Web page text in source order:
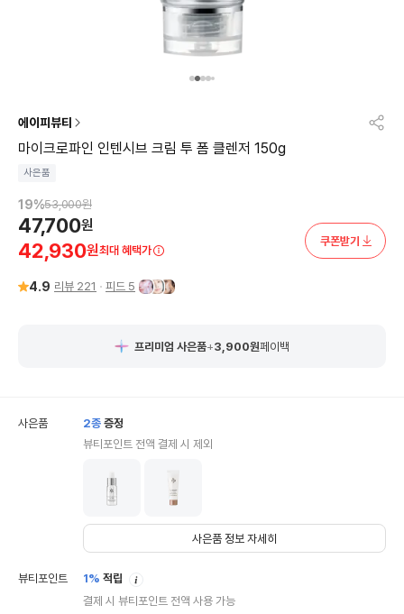
에이피뷰티
마이크로파인 인텐시브 크림 투 폼 클렌저 150g
사은품
19%53,000원
47,700원
42,930원최대 혜택가
쿠폰받기
4.9 리뷰 221 피드 5
프리미엄 사은품+3,900원페이백
사은품 2종 증정
뷰티포인트 전액 결제 시 제외
사은품 정보 자세히
뷰티포인트 1% 적립
결제 시 뷰티포인트 전액 사용 가능